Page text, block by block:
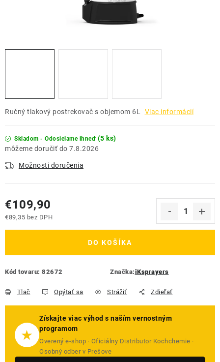
Ručný tlakový postrekovač s objemom 6L Viac informácií
Skladom - Odosielame ihneď (5 ks)
7.8.2026
Možnosti doručenia
€109,90
€89,35 bez DPH
DO KOŠÍKA
Kód tovaru: 82672 Značka:iKsprayers
Tlač Opýtať sa Strážiť Zdieľať
★
Získajte viac výhod s naším vernostným
programom
Overený e-shop · Oficiálny Distributor Kochchemie ·
Osobný odber v Prešove